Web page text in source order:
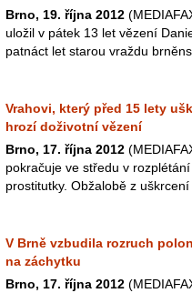
Brno, 19. října 2012
uložil v pátek 13 let vězení
patnáct let starou vraždu
Vrahovi, který před 15 lety
hrozí doživotní vězení
Brno, 17. října 2012
pokračuje ve středu v
prostitutky. Obžalobě z
V Brně vzbudila rozruch
na záchytku
Brno, 17. října 2012